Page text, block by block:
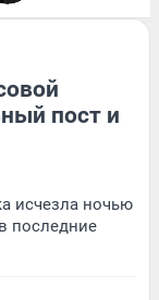
пост и
исчезла ночью
последние